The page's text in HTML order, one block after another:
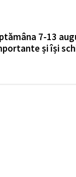
7-13
și își